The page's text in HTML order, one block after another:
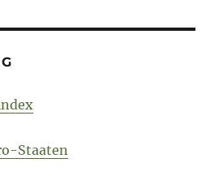
Staaten